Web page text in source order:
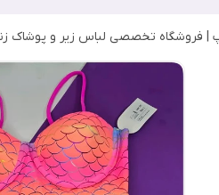
| فروشگاه تخصصی لباس زیر و پوشاک